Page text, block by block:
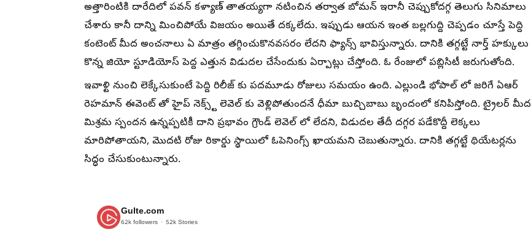
అత్తారింటికి దారేదిలో పవన్ కళ్యాణ్ తాతయ్యగా నటించిన తర్వాత బోమన్ ఇరానీ చెప్పుకోదగ్గ తెలుగు సినిమాలు
చేశారు కానీ దాన్ని మించిపోయే విజయం అయితే దక్కలేదు. ఇప్పుడు ఆయన ఇంత బల్లగుద్ది చెప్పడం చూస్తే పెద్ది
కంటెంట్ మీద అంచనాలు ఏ మాత్రం తగ్గించుకొనవసరం లేదని ఫ్యాన్స్ భావిస్తున్నారు. దానికి తగ్గట్టే నార్త్ హక్కులు
కొన్న జియో స్టూడియోస్ పెద్ద ఎత్తున విడుదల చేసేందుకు ఏర్పాట్లు చేస్తోంది. ఓ రేంజులో పబ్లిసిటీ జరుగుతోంది.
ఇవాళ్టి నుంచి లెక్కేసుకుంటే పెద్ది రిలీజ్ కు పదమూడు రోజులు సమయం ఉంది. ఎల్లుండి భోపాల్ లో జరిగే ఏఆర్
రెహమాన్ ఈవెంట్ తో హైప్ నెక్స్ట్ లెవెల్ కు వెళ్లిపోతుందనే ధీమా బుచ్చిబాబు బృందంలో కనిపిస్తోంది. ట్రైలర్ మీద
మిశ్రమ స్పందన ఉన్నప్పటికీ దాని ప్రభావం గ్రౌండ్ లెవెల్ లో లేదని, విడుదల తేదీ దగ్గర పడేకొద్దీ లెక్కలు
మారిపోతాయని, మొదటి రోజు రికార్డు స్థాయిలో ఓపెనింగ్స్ ఖాయమని చెబుతున్నారు. దానికి తగ్గట్టే థియేటర్లను
సిద్ధం చేసుకుంటున్నారు.
Gulte.com
62k followers 52k Stories